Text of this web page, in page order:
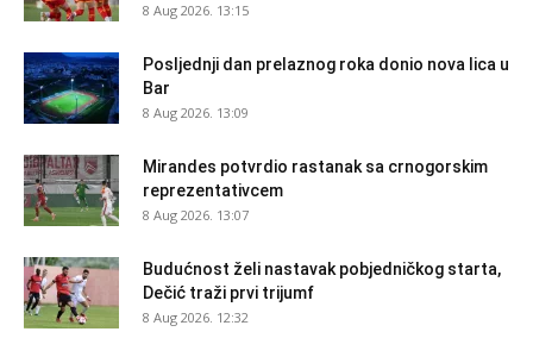
8 Aug 2026. 13:15
Posljednji dan prelaznog roka donio nova lica u
Bar
8 Aug 2026. 13:09
Mirandes potvrdio rastanak sa crnogorskim
reprezentativcem
8 Aug 2026. 13:07
Budućnost želi nastavak pobjedničkog starta,
Dečić traži prvi trijumf
8 Aug 2026. 12:32